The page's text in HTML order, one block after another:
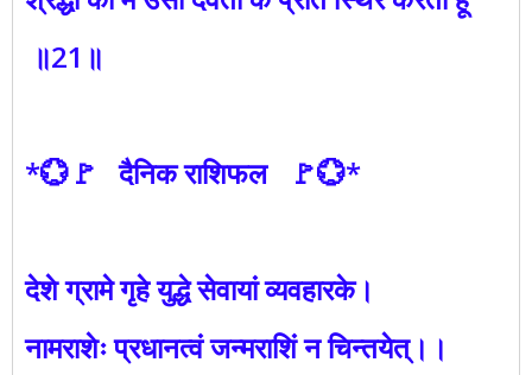
॥21॥
*💮🚩 दैनिक राशिफल 🚩💮*
देशे ग्रामे गृहे युद्धे सेवायां व्यवहारके।
नामराशेः प्रधानत्वं जन्मराशिं न चिन्तयेत्।।